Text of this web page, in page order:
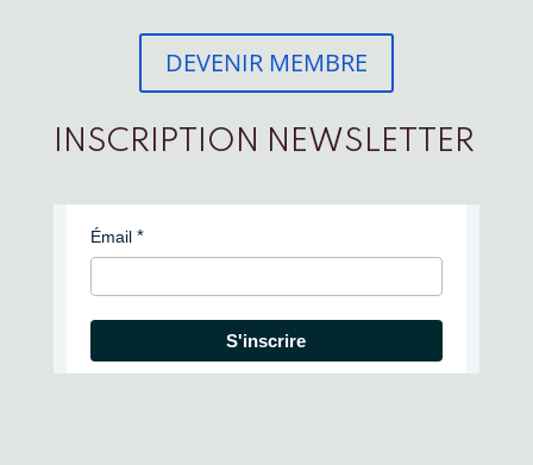
DEVENIR MEMBRE
INSCRIPTION NEWSLETTER
Émail
S'inscrire